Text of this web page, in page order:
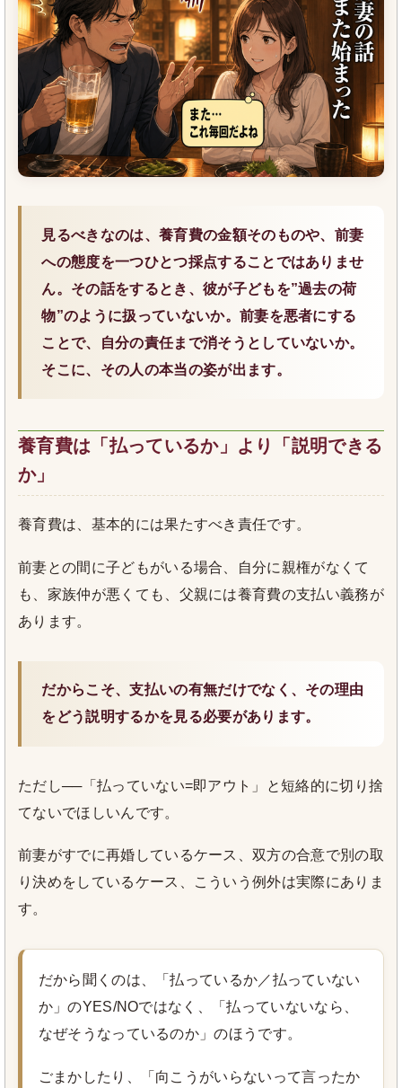
見るべきなのは、養育費の金額そのものや、前妻
への態度を一つひとつ採点することではありませ
ん。その話をするとき、彼が子どもを”過去の荷
物”のように扱っていないか。前妻を悪者にする
ことで、自分の責任まで消そうとしていないか。
そこに、その人の本当の姿が出ます。
養育費は「払っているか」より「説明できる
か」
養育費は、基本的には果たすべき責任です。
前妻との間に子どもがいる場合、自分に親権がなくて
も、家族仲が悪くても、父親には養育費の支払い義務が
あります。
だからこそ、支払いの有無だけでなく、その理由
をどう説明するかを見る必要があります。
ただし──「払っていない=即アウト」と短絡的に切り捨
てないでほしいんです。
前妻がすでに再婚しているケース、双方の合意で別の取
り決めをしているケース、こういう例外は実際にありま
す。
だから聞くのは、「払っているか／払っていない
か」のYES/NOではなく、「払っていないなら、
なぜそうなっているのか」のほうです。
ごまかしたり、「向こうがいらないって言ったか